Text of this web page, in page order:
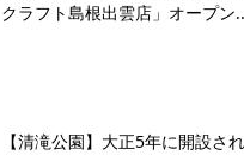
クラフト島根出雲店」オープン
【清滝公園】大正5年に開設さ